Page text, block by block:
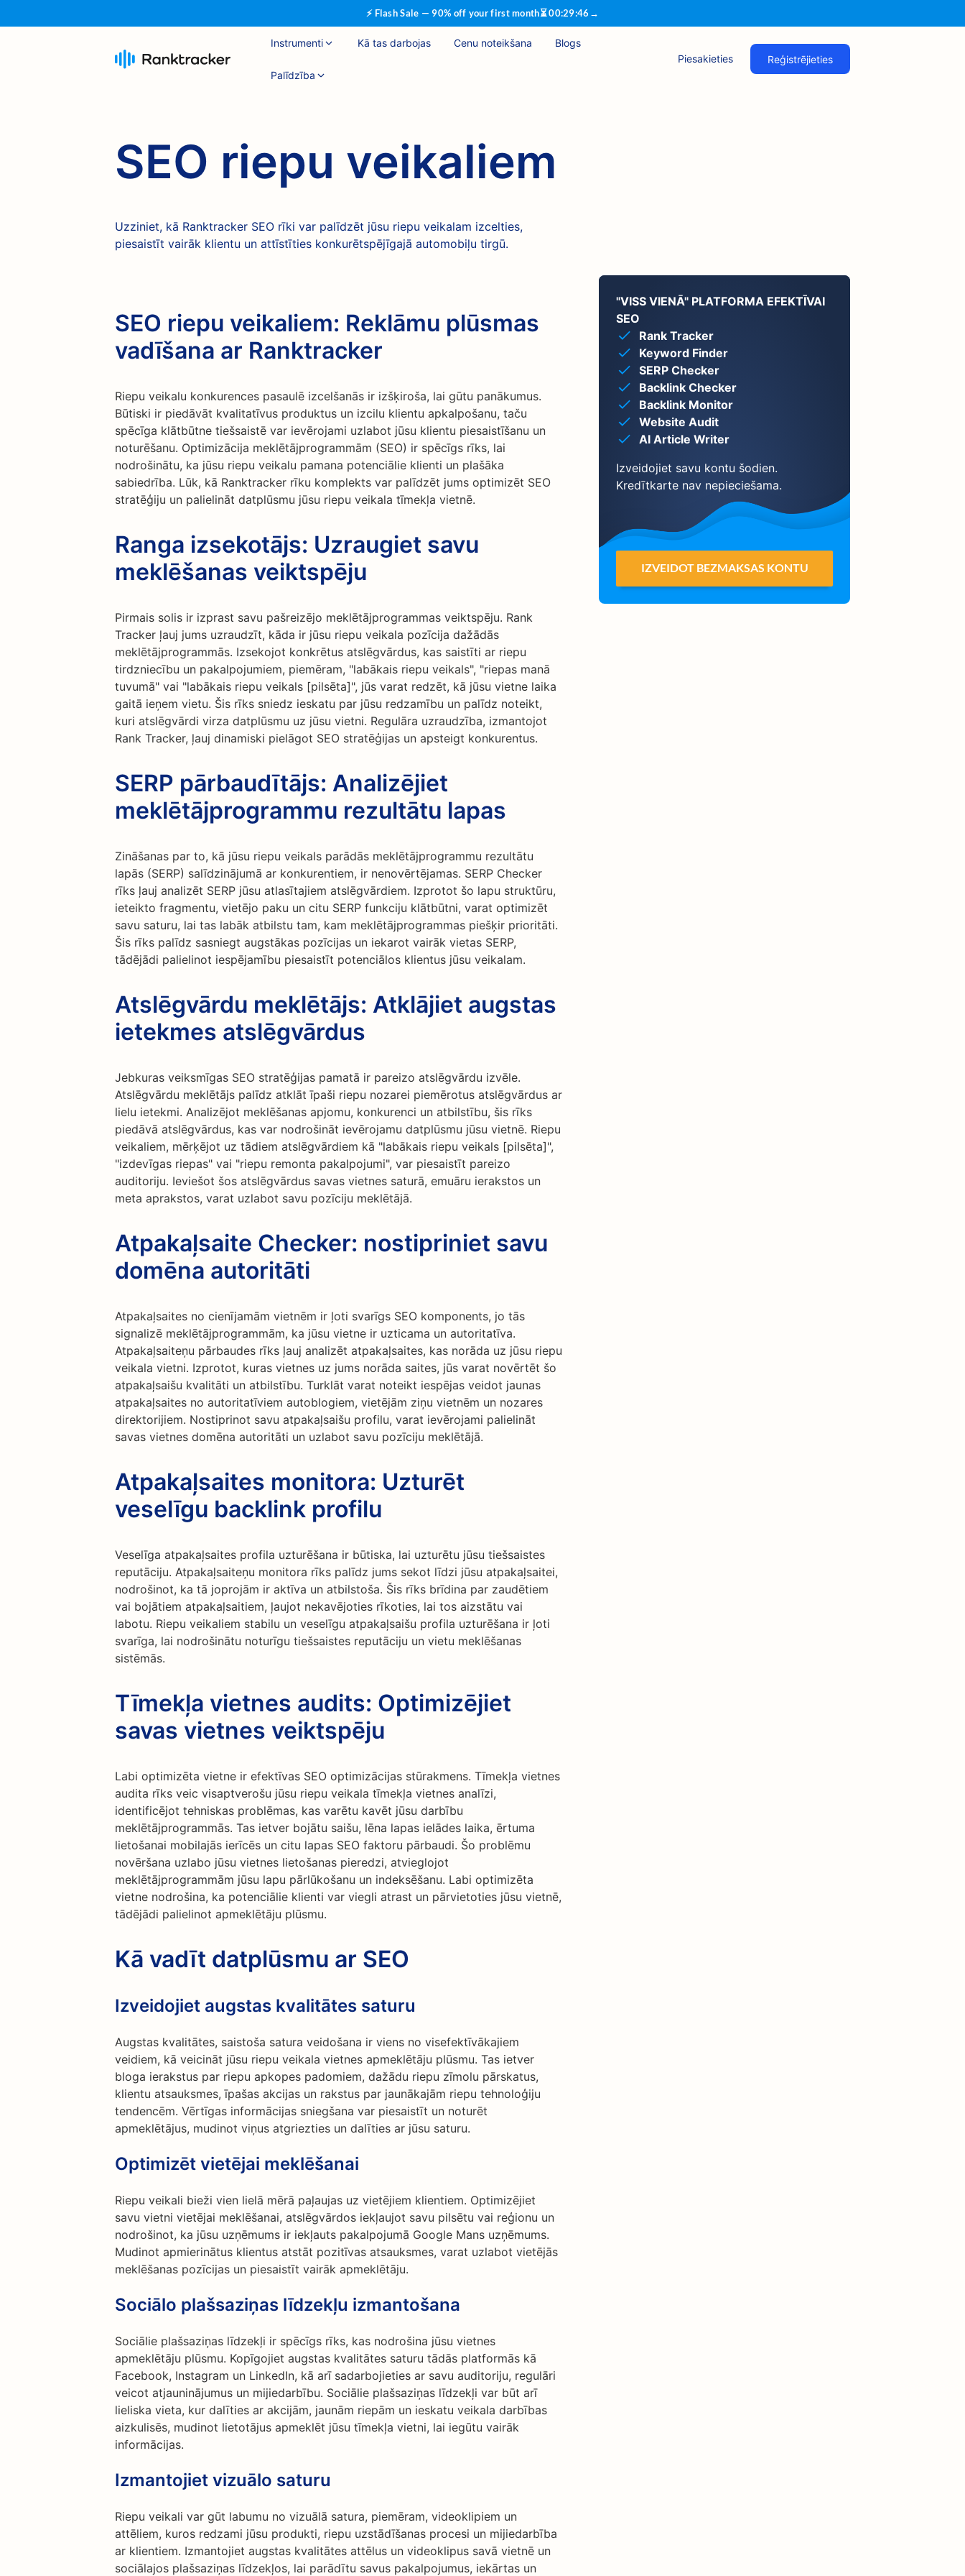
⚡ Flash Sale — 90% off your first month⏳00:29:45 →
Instrumenti Kā tas darbojas Cenu noteikšana Blogs
Palīdzība
Piesakieties Reģistrējieties
SEO riepu veikaliem
Uzziniet, kā Ranktracker SEO rīki var palīdzēt jūsu riepu veikalam izcelties,
piesaistīt vairāk klientu un attīstīties konkurētspējīgajā automobiļu tirgū.
SEO riepu veikaliem: Reklāmu plūsmas
vadīšana ar Ranktracker
Riepu veikalu konkurences pasaulē izcelšanās ir izšķiroša, lai gūtu panākumus.
Būtiski ir piedāvāt kvalitatīvus produktus un izcilu klientu apkalpošanu, taču
spēcīga klātbūtne tiešsaistē var ievērojami uzlabot jūsu klientu piesaistīšanu un
noturēšanu. Optimizācija meklētājprogrammām (SEO) ir spēcīgs rīks, lai
nodrošinātu, ka jūsu riepu veikalu pamana potenciālie klienti un plašāka
sabiedrība. Lūk, kā Ranktracker rīku komplekts var palīdzēt jums optimizēt SEO
stratēģiju un palielināt datplūsmu jūsu riepu veikala tīmekļa vietnē.
Ranga izsekotājs: Uzraugiet savu
meklēšanas veiktspēju
Pirmais solis ir izprast savu pašreizējo meklētājprogrammas veiktspēju. Rank
Tracker ļauj jums uzraudzīt, kāda ir jūsu riepu veikala pozīcija dažādās
meklētājprogrammās. Izsekojot konkrētus atslēgvārdus, kas saistīti ar riepu
tirdzniecību un pakalpojumiem, piemēram, "labākais riepu veikals", "riepas manā
tuvumā" vai "labākais riepu veikals [pilsēta]", jūs varat redzēt, kā jūsu vietne laika
gaitā ieņem vietu. Šis rīks sniedz ieskatu par jūsu redzamību un palīdz noteikt,
kuri atslēgvārdi virza datplūsmu uz jūsu vietni. Regulāra uzraudzība, izmantojot
Rank Tracker, ļauj dinamiski pielāgot SEO stratēģijas un apsteigt konkurentus.
SERP pārbaudītājs: Analizējiet
meklētājprogrammu rezultātu lapas
Zināšanas par to, kā jūsu riepu veikals parādās meklētājprogrammu rezultātu
lapās (SERP) salīdzinājumā ar konkurentiem, ir nenovērtējamas. SERP Checker
rīks ļauj analizēt SERP jūsu atlasītajiem atslēgvārdiem. Izprotot šo lapu struktūru,
ieteikto fragmentu, vietējo paku un citu SERP funkciju klātbūtni, varat optimizēt
savu saturu, lai tas labāk atbilstu tam, kam meklētājprogrammas piešķir prioritāti.
Šis rīks palīdz sasniegt augstākas pozīcijas un iekarot vairāk vietas SERP,
tādējādi palielinot iespējamību piesaistīt potenciālos klientus jūsu veikalam.
Atslēgvārdu meklētājs: Atklājiet augstas
ietekmes atslēgvārdus
Jebkuras veiksmīgas SEO stratēģijas pamatā ir pareizo atslēgvārdu izvēle.
Atslēgvārdu meklētājs palīdz atklāt īpaši riepu nozarei piemērotus atslēgvārdus ar
lielu ietekmi. Analizējot meklēšanas apjomu, konkurenci un atbilstību, šis rīks
piedāvā atslēgvārdus, kas var nodrošināt ievērojamu datplūsmu jūsu vietnē. Riepu
veikaliem, mērķējot uz tādiem atslēgvārdiem kā "labākais riepu veikals [pilsēta]",
"izdevīgas riepas" vai "riepu remonta pakalpojumi", var piesaistīt pareizo
auditoriju. Ieviešot šos atslēgvārdus savas vietnes saturā, emuāru ierakstos un
meta aprakstos, varat uzlabot savu pozīciju meklētājā.
Atpakaļsaite Checker: nostipriniet savu
domēna autoritāti
Atpakaļsaites no cienījamām vietnēm ir ļoti svarīgs SEO komponents, jo tās
signalizē meklētājprogrammām, ka jūsu vietne ir uzticama un autoritatīva.
Atpakaļsaiteņu pārbaudes rīks ļauj analizēt atpakaļsaites, kas norāda uz jūsu riepu
veikala vietni. Izprotot, kuras vietnes uz jums norāda saites, jūs varat novērtēt šo
atpakaļsaišu kvalitāti un atbilstību. Turklāt varat noteikt iespējas veidot jaunas
atpakaļsaites no autoritatīviem autoblogiem, vietējām ziņu vietnēm un nozares
direktorijiem. Nostiprinot savu atpakaļsaišu profilu, varat ievērojami palielināt
savas vietnes domēna autoritāti un uzlabot savu pozīciju meklētājā.
Atpakaļsaites monitora: Uzturēt
veselīgu backlink profilu
Veselīga atpakaļsaites profila uzturēšana ir būtiska, lai uzturētu jūsu tiešsaistes
reputāciju. Atpakaļsaiteņu monitora rīks palīdz jums sekot līdzi jūsu atpakaļsaitei,
nodrošinot, ka tā joprojām ir aktīva un atbilstoša. Šis rīks brīdina par zaudētiem
vai bojātiem atpakaļsaitiem, ļaujot nekavējoties rīkoties, lai tos aizstātu vai
labotu. Riepu veikaliem stabilu un veselīgu atpakaļsaišu profila uzturēšana ir ļoti
svarīga, lai nodrošinātu noturīgu tiešsaistes reputāciju un vietu meklēšanas
sistēmās.
Tīmekļa vietnes audits: Optimizējiet
savas vietnes veiktspēju
Labi optimizēta vietne ir efektīvas SEO optimizācijas stūrakmens. Tīmekļa vietnes
audita rīks veic visaptverošu jūsu riepu veikala tīmekļa vietnes analīzi,
identificējot tehniskas problēmas, kas varētu kavēt jūsu darbību
meklētājprogrammās. Tas ietver bojātu saišu, lēna lapas ielādes laika, ērtuma
lietošanai mobilajās ierīcēs un citu lapas SEO faktoru pārbaudi. Šo problēmu
novēršana uzlabo jūsu vietnes lietošanas pieredzi, atvieglojot
meklētājprogrammām jūsu lapu pārlūkošanu un indeksēšanu. Labi optimizēta
vietne nodrošina, ka potenciālie klienti var viegli atrast un pārvietoties jūsu vietnē,
tādējādi palielinot apmeklētāju plūsmu.
Kā vadīt datplūsmu ar SEO
Izveidojiet augstas kvalitātes saturu
Augstas kvalitātes, saistoša satura veidošana ir viens no visefektīvākajiem
veidiem, kā veicināt jūsu riepu veikala vietnes apmeklētāju plūsmu. Tas ietver
bloga ierakstus par riepu apkopes padomiem, dažādu riepu zīmolu pārskatus,
klientu atsauksmes, īpašas akcijas un rakstus par jaunākajām riepu tehnoloģiju
tendencēm. Vērtīgas informācijas sniegšana var piesaistīt un noturēt
apmeklētājus, mudinot viņus atgriezties un dalīties ar jūsu saturu.
Optimizēt vietējai meklēšanai
Riepu veikali bieži vien lielā mērā paļaujas uz vietējiem klientiem. Optimizējiet
savu vietni vietējai meklēšanai, atslēgvārdos iekļaujot savu pilsētu vai reģionu un
nodrošinot, ka jūsu uzņēmums ir iekļauts pakalpojumā Google Mans uzņēmums.
Mudinot apmierinātus klientus atstāt pozitīvas atsauksmes, varat uzlabot vietējās
meklēšanas pozīcijas un piesaistīt vairāk apmeklētāju.
Sociālo plašsaziņas līdzekļu izmantošana
Sociālie plašsaziņas līdzekļi ir spēcīgs rīks, kas nodrošina jūsu vietnes
apmeklētāju plūsmu. Kopīgojiet augstas kvalitātes saturu tādās platformās kā
Facebook, Instagram un LinkedIn, kā arī sadarbojieties ar savu auditoriju, regulāri
veicot atjauninājumus un mijiedarbību. Sociālie plašsaziņas līdzekļi var būt arī
lieliska vieta, kur dalīties ar akcijām, jaunām riepām un ieskatu veikala darbības
aizkulisēs, mudinot lietotājus apmeklēt jūsu tīmekļa vietni, lai iegūtu vairāk
informācijas.
Izmantojiet vizuālo saturu
Riepu veikali var gūt labumu no vizuālā satura, piemēram, videoklipiem un
attēliem, kuros redzami jūsu produkti, riepu uzstādīšanas procesi un mijiedarbība
ar klientiem. Izmantojiet augstas kvalitātes attēlus un videoklipus savā vietnē un
sociālajos plašsaziņas līdzekļos, lai parādītu savus pakalpojumus, iekārtas un
"VISS VIENĀ" PLATFORMA EFEKTĪVAI
SEO
Rank Tracker
Keyword Finder
SERP Checker
Backlink Checker
Backlink Monitor
Website Audit
AI Article Writer
Izveidojiet savu kontu šodien.
Kredītkarte nav nepieciešama.
IZVEIDOT BEZMAKSAS KONTU